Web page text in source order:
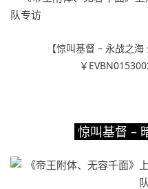
【惊叫基督 – 永战之
￥
惊叫基督 –